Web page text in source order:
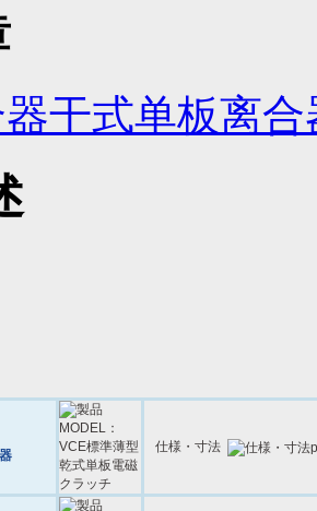
干式单板离
仕様・寸法